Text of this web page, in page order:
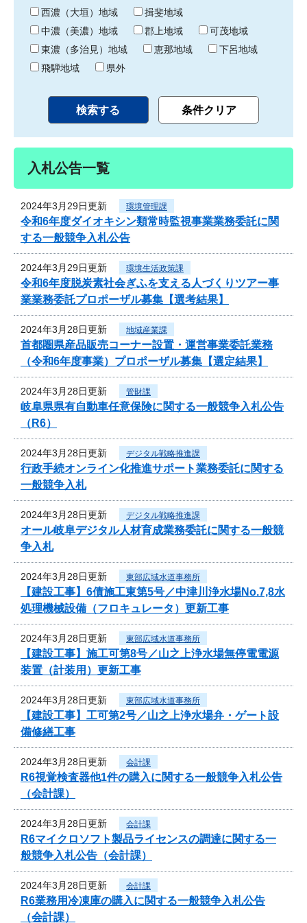
り 西濃（大垣）地域
揖斐地域
中濃（美濃）地域
郡上地域
可茂地域
東濃（多治見）地域
恵那地域
下呂地域
飛騨地域
県外
入札公告一覧
2024年3月29日更新 環境管理課
令和6年度ダイオキシン類常時監視事業業務委託に関
する一般競争入札公告
2024年3月29日更新 環境生活政策課
令和6年度脱炭素社会ぎふを支える人づくりツアー事
業業務委託プロポーザル募集【選考結果】
2024年3月28日更新 地域産業課
首都圏県産品販売コーナー設置・運営事業委託業務
（令和6年度事業）プロポーザル募集【選定結果】
2024年3月28日更新 管財課
岐阜県県有自動車任意保険に関する一般競争入札公告
（R6）
2024年3月28日更新 デジタル戦略推進課
行政手続オンライン化推進サポート業務委託に関する
一般競争入札
2024年3月28日更新 デジタル戦略推進課
オール岐阜デジタル人材育成業務委託に関する一般競
争入札
2024年3月28日更新 東部広域水道事務所
【建設工事】6債施工東第5号／中津川浄水場No.7,8水
処理機械設備（フロキュレータ）更新工事
2024年3月28日更新 東部広域水道事務所
【建設工事】施工可第8号／山之上浄水場無停電電源
装置（計装用）更新工事
2024年3月28日更新 東部広域水道事務所
【建設工事】工可第2号／山之上浄水場弁・ゲート設
備修繕工事
2024年3月28日更新 会計課
R6視覚検査器他1件の購入に関する一般競争入札公告
（会計課）
2024年3月28日更新 会計課
R6マイクロソフト製品ライセンスの調達に関する一
般競争入札公告（会計課）
2024年3月28日更新 会計課
R6業務用冷凍庫の購入に関する一般競争入札公告
（会計課）